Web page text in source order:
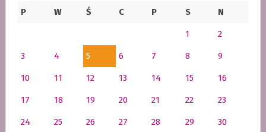
P
W Ś C P S N
1 2
3 4 5 6 7 8 9
10 11 12 13 14 15 16
17 18 19 20 21 22 23
24 25 26 27 28 29 30